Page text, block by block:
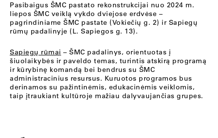
Pasibaigus ŠMC pastato rekonstrukcijai nuo 2024 m.
liepos ŠMC veiklą vykdo dviejose erdvėse –
pagrindiniame ŠMC pastate (Vokiečių g. 2) ir Sapiegų
rūmų padalinyje (L. Sapiegos g. 13).
Sapiegų rūmai – ŠMC padalinys, orientuotas į
šiuolaikybės ir paveldo temas, turintis atskirą programą
ir kūrybinę komandą bei bendrus su ŠMC
administracinius resursus. Kuruotos programos bus
derinamos su pažintinėmis, edukacinėmis veiklomis,
taip įtraukiant kultūroje mažiau dalyvaujančias grupes.